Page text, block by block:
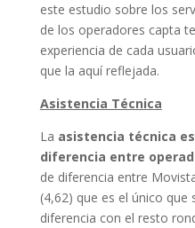
este estudio sobre los
de los operadores capta
experiencia de cada
que la aquí reflejada.
Asistencia Técnica
La asistencia técnica
diferencia entre
de diferencia entre
(4,62) que es el único
diferencia con el resto